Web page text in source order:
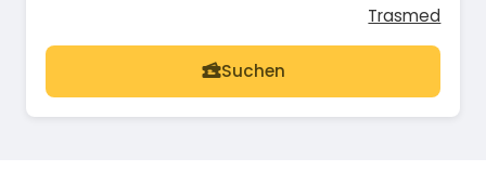
Trasmed
Suchen